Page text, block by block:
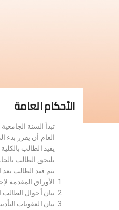
الأحكام العامة
تبدأ السنة
العام أن يقرر بدء
يقيد الطالب
يلتحق الطالب
يتم قيد الطالب
الأوراق المقدمة
بيان أحوال الطالب
بيان العقوبات